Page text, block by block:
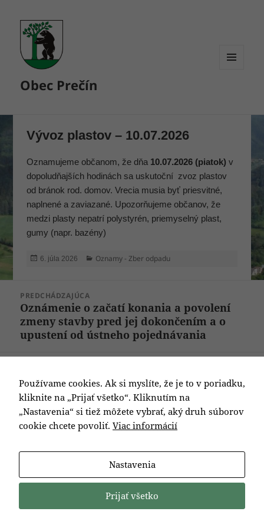
Obec Prečín
Vývoz plastov – 10.07.2026
Oznamujeme občanom, že dňa 10.07.2026 (piatok) v
dopoludňajších hodinách sa uskutoční zvoz plastov
od bránok rod. domov. Vrecia musia byť priesvitné,
naplnené a zaviazané. Upozorňujeme občanov, že
medzi plasty nepatrí polystyrén, priemyselný plast,
gumy (napr. bazény)
Publikované
6. júla 2026 Kategórie
Oznamy - Zber odpadu
článku
PREDCHÁDZAJÚCA
Predchádzajúci
článok:
Oznámenie o začatí konania a povolení
zmeny stavby pred jej dokončením a o
upustení od ústneho pojednávania
Ďalší
článok:
Zápisnice OVK o priebehu a výsledku
hlasovania vo volebných okrskoch č.1 a
č.2 Obec Prečín v referende
Používame cookies. Ak si myslíte, že je to v poriadku,
kliknite na „Prijať všetko“. Kliknutím na
„Nastavenia“ si tiež môžete vybrať, aký druh súborov
cookie chcete povoliť. Viac informácií
Nastavenia
Prijať všetko